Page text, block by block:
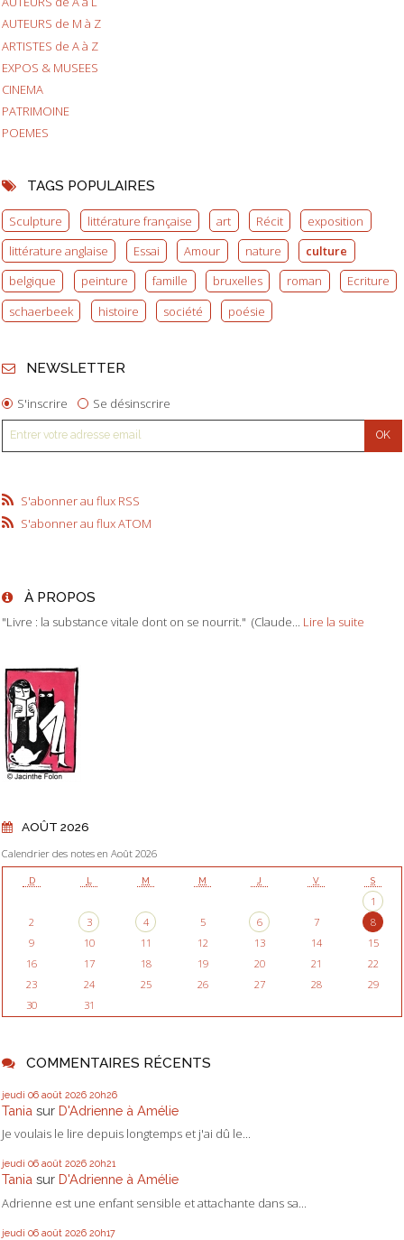
AUTEURS de M à Z
ARTISTES de A à Z
EXPOS & MUSEES
CINEMA
PATRIMOINE
POEMES
TAGS POPULAIRES
Sculpture littérature française art Récit
exposition
littérature anglaise
Essai Amour nature
culture
belgique
peinture famille bruxelles roman
Ecriture
schaerbeek
histoire société poésie
NEWSLETTER
S'inscrire Se désinscrire
S'abonner au flux RSS
S'abonner au flux ATOM
À PROPOS
"Livre : la substance vitale dont on se nourrit." (Claude... Lire la suite
AOÛT 2026
Calendrier des notes en Août 2026
D L M M J V S
1
2
3 4 5 6 7
8
9
10 11 12 13 14
15
16
17 18 19 20 21
22
23
24 25 26 27 28
29
30
31
COMMENTAIRES RÉCENTS
jeudi 06 août 2026 20h26
Tania sur D'Adrienne à Amélie
Je voulais le lire depuis longtemps et j'ai dû le...
jeudi 06 août 2026 20h21
Tania sur D'Adrienne à Amélie
Adrienne est une enfant sensible et attachante dans sa...
jeudi 06 août 2026 20h17